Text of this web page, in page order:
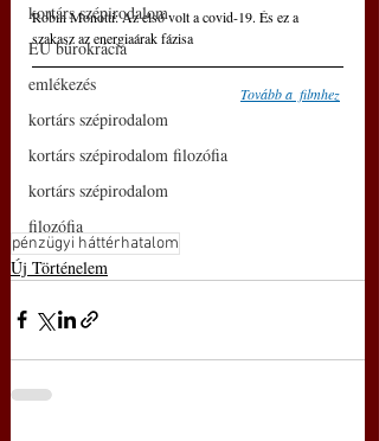
kortárs szépirodalom
EU bürokrácia
emlékezés
kortárs szépirodalom
kortárs szépirodalom filozófia
kortárs szépirodalom
filozófia
Robin Monotti: Az első volt a covid-19. És ez a
szakasz az energiaárak fázisa
Tovább a  filmhez
pénzügyi háttérhatalom
Új Történelem